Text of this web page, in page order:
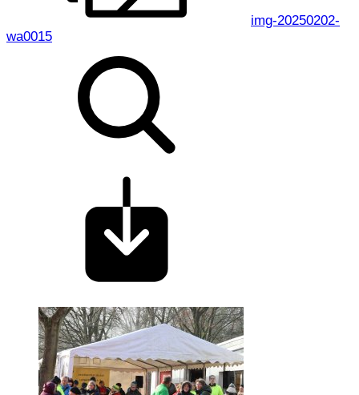
img-20250202-
wa0015